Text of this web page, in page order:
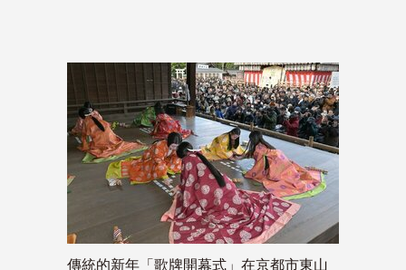
傳統的新年「歌牌開幕式」在京都市東山